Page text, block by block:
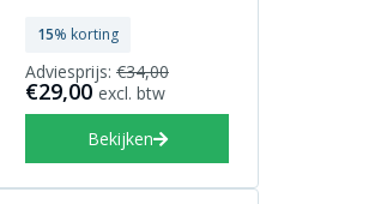
15% korting
Adviesprijs: €34,00
€29,00excl. btw
Bekijken